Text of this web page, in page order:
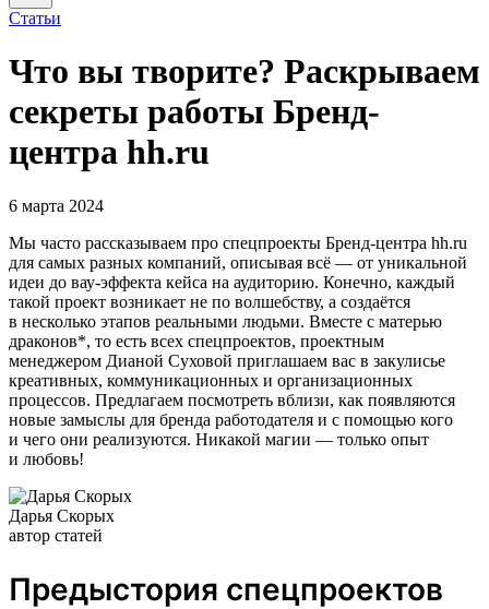
Статьи
Что вы творите? Раскрываем
секреты работы Бренд-
центра hh.ru
6 марта 2024
Мы часто рассказываем про спецпроекты Бренд-центра hh.ru
для самых разных компаний, описывая всё — от уникальной
идеи до вау-эффекта кейса на аудиторию. Конечно, каждый
такой проект возникает не по волшебству, а создаётся
в несколько этапов реальными людьми. Вместе с матерью
драконов*, то есть всех спецпроектов, проектным
менеджером Дианой Суховой приглашаем вас в закулисье
креативных, коммуникационных и организационных
процессов. Предлагаем посмотреть вблизи, как появляются
новые замыслы для бренда работодателя и с помощью кого
и чего они реализуются. Никакой магии — только опыт
и любовь!
Дарья Скорых
автор статей
Предыстория спецпроектов